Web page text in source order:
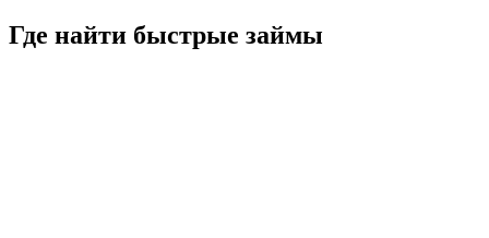
Где найти быстрые займы